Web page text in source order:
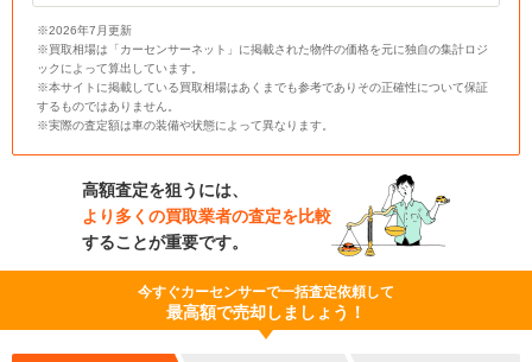
※2026年7月更新
※買取相場は「カーセンサーネット」に掲載された物件の価格を元に独自の集計ロジ
ックによって算出しています。
※本サイトに掲載している買取相場はあくまでも参考でありその正確性について保証
するものではありません。
※実際の査定額は車の装備や状態によって異なります。
高額査定を狙うには、
より多くの買取業者の査定を比較
することが重要です。
今すぐカーセンサーで一括査定依頼して
最高額で売却しましょう！